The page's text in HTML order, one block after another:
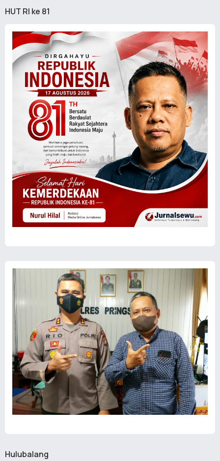
HUT RI ke 81
Hulubalang